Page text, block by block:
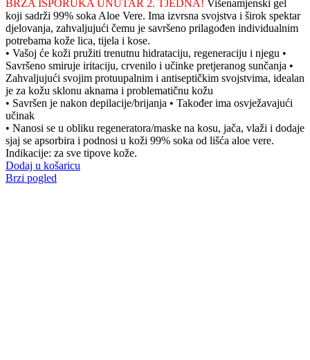
BRZA ISPORUKA UNUTAR 2. TJEDNA! Višenamjenski gel
koji sadrži 99% soka Aloe Vere. Ima izvrsna svojstva i širok spektar
djelovanja, zahvaljujući čemu je savršeno prilagođen individualnim
potrebama kože lica, tijela i kose.
• Vašoj će koži pružiti trenutnu hidrataciju, regeneraciju i njegu •
Savršeno smiruje iritaciju, crvenilo i učinke pretjeranog sunčanja •
Zahvaljujući svojim protuupalnim i antiseptičkim svojstvima, idealan
je za kožu sklonu aknama i problematičnu kožu
• Savršen je nakon depilacije/brijanja • Također ima osvježavajući
učinak
• Nanosi se u obliku regeneratora/maske na kosu, jača, vlaži i dodaje
sjaj se apsorbira i podnosi u koži 99% soka od lišća aloe vere.
Indikacije: za sve tipove kože.
Dodaj u košaricu
Brzi pogled